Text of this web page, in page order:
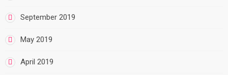
September 2019
May 2019
April 2019